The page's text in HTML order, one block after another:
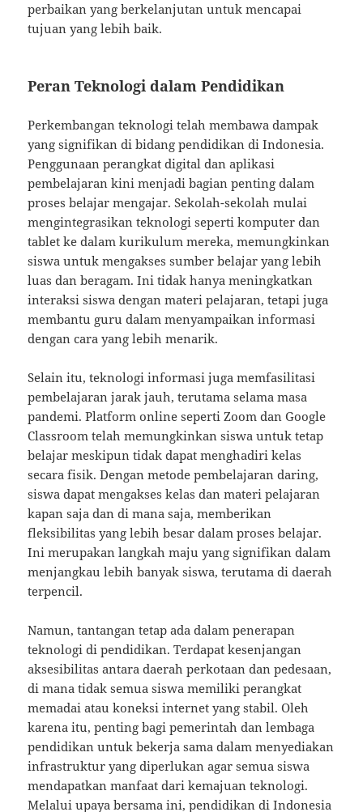
perbaikan yang berkelanjutan untuk mencapai
tujuan yang lebih baik.
Peran Teknologi dalam Pendidikan
Perkembangan teknologi telah membawa dampak
yang signifikan di bidang pendidikan di Indonesia.
Penggunaan perangkat digital dan aplikasi
pembelajaran kini menjadi bagian penting dalam
proses belajar mengajar. Sekolah-sekolah mulai
mengintegrasikan teknologi seperti komputer dan
tablet ke dalam kurikulum mereka, memungkinkan
siswa untuk mengakses sumber belajar yang lebih
luas dan beragam. Ini tidak hanya meningkatkan
interaksi siswa dengan materi pelajaran, tetapi juga
membantu guru dalam menyampaikan informasi
dengan cara yang lebih menarik.
Selain itu, teknologi informasi juga memfasilitasi
pembelajaran jarak jauh, terutama selama masa
pandemi. Platform online seperti Zoom dan Google
Classroom telah memungkinkan siswa untuk tetap
belajar meskipun tidak dapat menghadiri kelas
secara fisik. Dengan metode pembelajaran daring,
siswa dapat mengakses kelas dan materi pelajaran
kapan saja dan di mana saja, memberikan
fleksibilitas yang lebih besar dalam proses belajar.
Ini merupakan langkah maju yang signifikan dalam
menjangkau lebih banyak siswa, terutama di daerah
terpencil.
Namun, tantangan tetap ada dalam penerapan
teknologi di pendidikan. Terdapat kesenjangan
aksesibilitas antara daerah perkotaan dan pedesaan,
di mana tidak semua siswa memiliki perangkat
memadai atau koneksi internet yang stabil. Oleh
karena itu, penting bagi pemerintah dan lembaga
pendidikan untuk bekerja sama dalam menyediakan
infrastruktur yang diperlukan agar semua siswa
mendapatkan manfaat dari kemajuan teknologi.
Melalui upaya bersama ini, pendidikan di Indonesia